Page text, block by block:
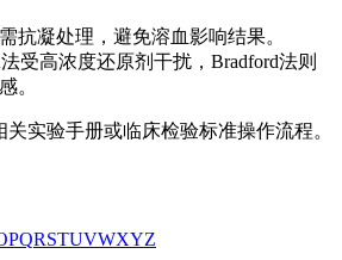
抗凝处理，避免溶血影响结果。
受高浓度还原剂干扰，Bradford法则
。
实验手册或临床检验标准操作流程。
PQRSTUVWXYZ